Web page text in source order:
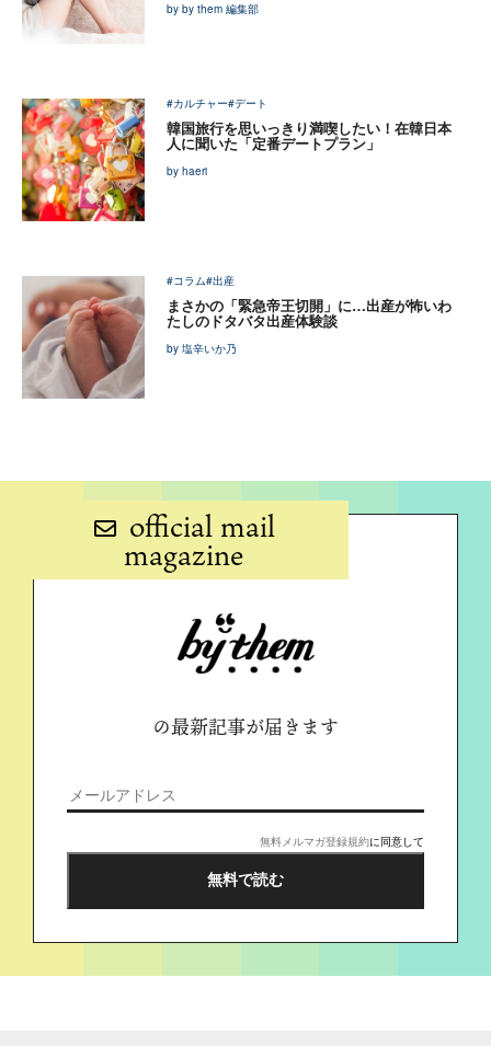
by by them 編集部
#カルチャー#デート
韓国旅行を思いっきり満喫したい！在韓日本
人に聞いた「定番デートプラン」
by haeri
#コラム#出産
まさかの「緊急帝王切開」に…出産が怖いわ
たしのドタバタ出産体験談
by 塩辛いか乃
official mail
magazine
の最新記事が届きます
無料メルマガ登録規約に同意して